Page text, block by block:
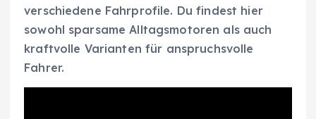
verschiedene Fahrprofile. Du findest hier
sowohl sparsame Alltagsmotoren als auch
kraftvolle Varianten für anspruchsvolle
Fahrer.